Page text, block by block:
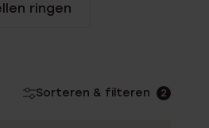
ringen
Sorteren & filteren 2